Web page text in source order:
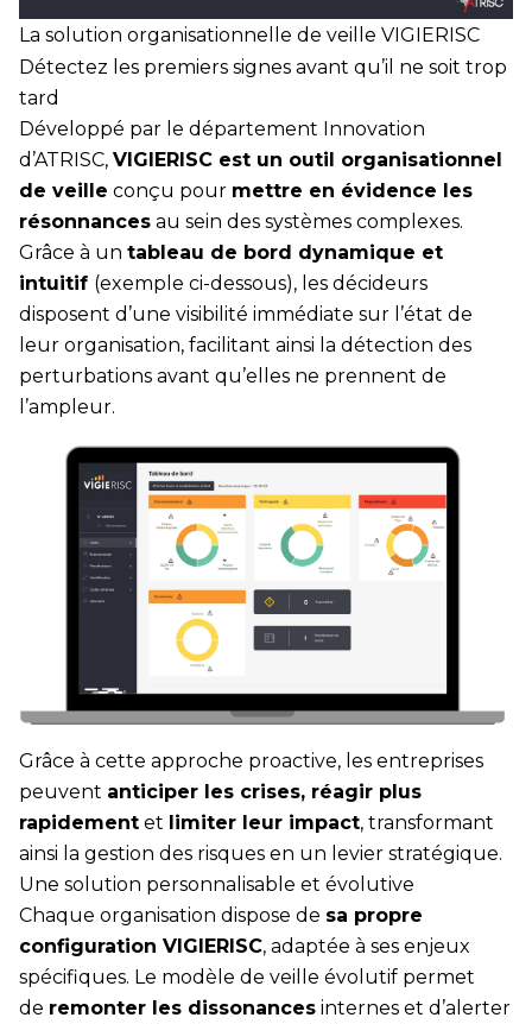
La solution organisationnelle de veille VIGIERISC
Détectez les premiers signes avant qu’il ne soit trop
tard
Développé par le département Innovation
d’ATRISC, VIGIERISC est un outil organisationnel
de veille conçu pour mettre en évidence les
résonnances au sein des systèmes complexes.
Grâce à un tableau de bord dynamique et
intuitif (exemple ci-dessous), les décideurs
disposent d’une visibilité immédiate sur l’état de
leur organisation, facilitant ainsi la détection des
perturbations avant qu’elles ne prennent de
l’ampleur.
Grâce à cette approche proactive, les entreprises
peuvent anticiper les crises, réagir plus
rapidement et limiter leur impact, transformant
ainsi la gestion des risques en un levier stratégique.
Une solution personnalisable et évolutive
Chaque organisation dispose de sa propre
configuration VIGIERISC, adaptée à ses enjeux
spécifiques. Le modèle de veille évolutif permet
de remonter les dissonances internes et d’alerter